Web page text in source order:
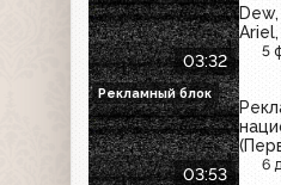
03:32
5
03:53
6
Рекламный блок